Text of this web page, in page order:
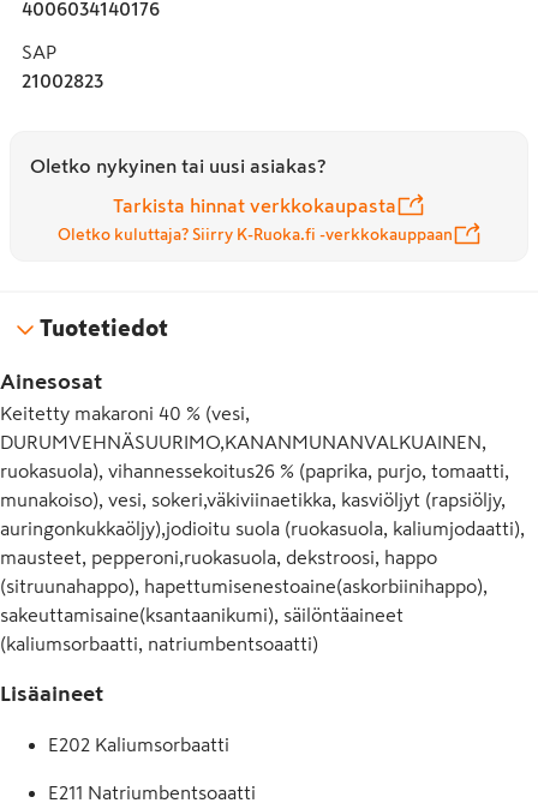
4006034140176
SAP
21002823
Oletko nykyinen tai uusi asiakas?
Tarkista hinnat verkkokaupasta
Oletko kuluttaja? Siirry K-Ruoka.fi -verkkokauppaan
Tuotetiedot
Ainesosat
Keitetty makaroni 40 % (vesi,
DURUMVEHNÄSUURIMO,KANANMUNANVALKUAINEN,
ruokasuola), vihannessekoitus26 % (paprika, purjo, tomaatti,
munakoiso), vesi, sokeri,väkiviinaetikka, kasviöljyt (rapsiöljy,
auringonkukkaöljy),jodioitu suola (ruokasuola, kaliumjodaatti),
mausteet, pepperoni,ruokasuola, dekstroosi, happo
(sitruunahappo), hapettumisenestoaine(askorbiinihappo),
sakeuttamisaine(ksantaanikumi), säilöntäaineet
(kaliumsorbaatti, natriumbentsoaatti)
Lisäaineet
E202 Kaliumsorbaatti
E211 Natriumbentsoaatti